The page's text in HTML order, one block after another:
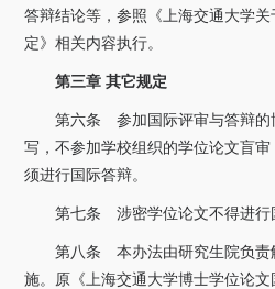
答辩结论等，参照《上海交通大学
定》相关内容执行。
第三章 其它规定
第六条 参加国际评审与答辩的
写，不参加学校组织的学位论文盲
须进行国际答辩。
第七条 涉密学位论文不得进行
第八条 本办法由研究生院负责
施。原《上海交通大学博士学位论文